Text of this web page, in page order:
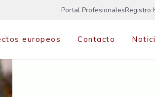
Portal ProfesionalesRegistro
europeos Contacto